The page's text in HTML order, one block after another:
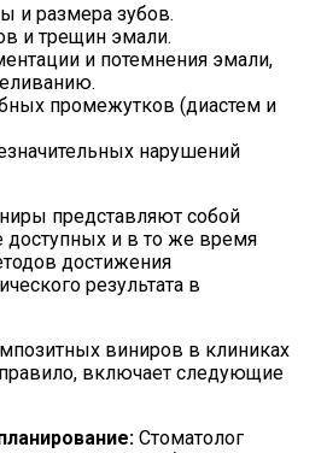
и размера зубов.
и трещин эмали.
и потемнения эмали,
промежутков (диастем и
нарушений
представляют собой
доступных и в то же время
достижения
результата в
виниров в клиниках
включает следующие
Стоматолог